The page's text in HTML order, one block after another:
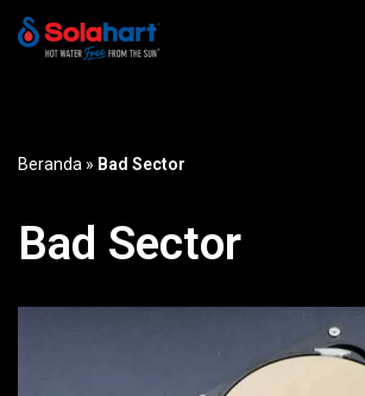
Beranda » Bad Sector
Bad Sector